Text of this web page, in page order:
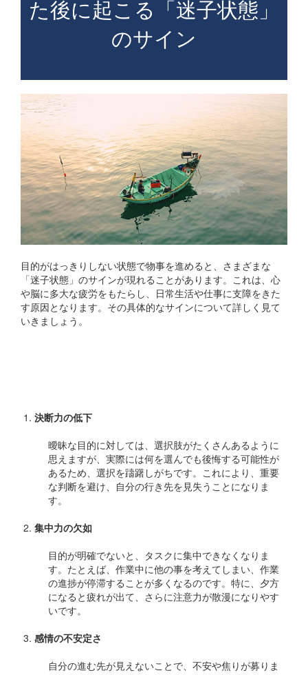
た後に起こる「迷子状態」
のサイン
目的がはっきりしない状態で物事を進めると、さまざまな
「迷子状態」のサインが現れることがあります。これは、心
や脳に多大な疲労をもたらし、日常生活や仕事に支障をきた
す原因となります。その具体的なサインについて詳しく見て
いきましょう。
決断力の低下
曖昧な目的に対しては、選択肢がたくさんあるように
思えますが、実際には何を選んでも後悔する可能性が
あるため、選択を躊躇しがちです。これにより、重要
な判断を避け、自分の行き先を見失うことになりま
す。
集中力の欠如
目的が明確でないと、タスクに集中できなくなりま
す。たとえば、作業中に他の事を考えてしまい、作業
の進捗が停滞することが多くなるのです。特に、夕方
になると疲れが出て、さらに注意力が散漫になりやす
いです。
感情の不安定さ
自分の進む先が見えないことで、不安や焦りが募りま